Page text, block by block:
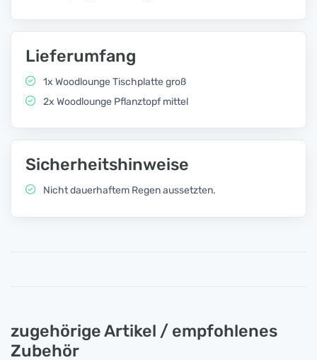
Lieferumfang
1x Woodlounge Tischplatte groß
2x Woodlounge Pflanztopf mittel
Sicherheitshinweise
Nicht dauerhaftem Regen aussetzten.
zugehörige Artikel / empfohlenes
Zubehör